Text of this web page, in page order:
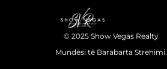
© 2025 Show Vegas Realty
Mundësi të Barabarta Strehimi.